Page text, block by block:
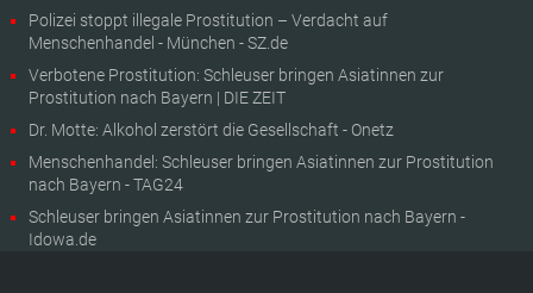
Polizei stoppt illegale Prostitution – Verdacht auf
Menschenhandel - München - SZ.de
Verbotene Prostitution: Schleuser bringen Asiatinnen zur
Prostitution nach Bayern | DIE ZEIT
Dr. Motte: Alkohol zerstört die Gesellschaft - Onetz
Menschenhandel: Schleuser bringen Asiatinnen zur Prostitution
nach Bayern - TAG24
Schleuser bringen Asiatinnen zur Prostitution nach Bayern -
Idowa.de